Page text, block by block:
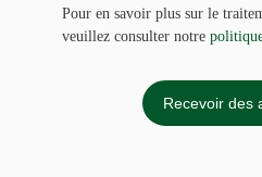
Pour en savoir plus sur le
veuillez consulter notre
Recevoir des